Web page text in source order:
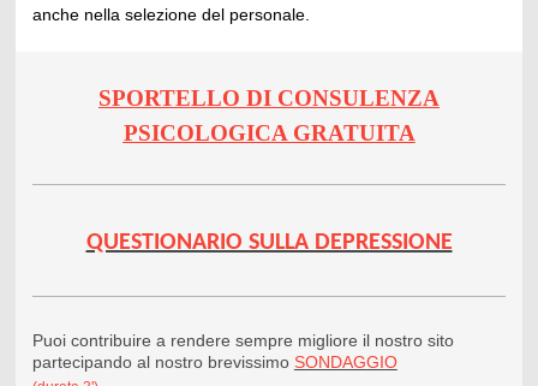
anche nella selezione del personale.
SPORTELLO DI CONSULENZA
PSICOLOGICA GRATUITA
QUESTIONARIO SULLA DEPRESSIONE
Puoi contribuire a rendere sempre migliore il nostro sito
partecipando al nostro brevissimo SONDAGGIO